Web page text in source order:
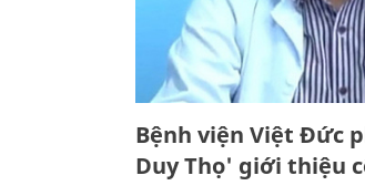
Bệnh viện Việt Đức
Duy Thọ' giới thiệu